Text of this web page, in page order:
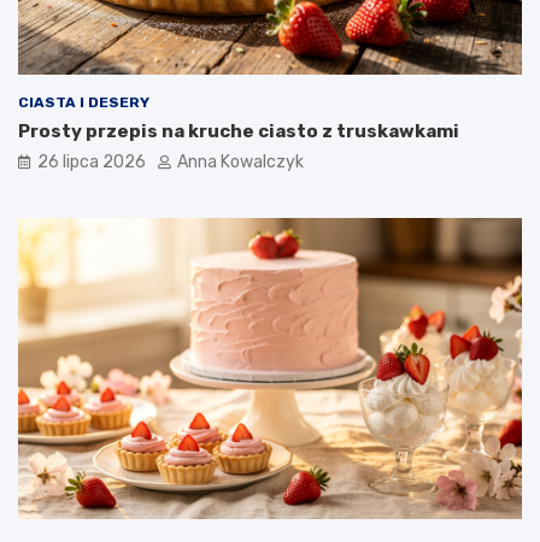
CIASTA I DESERY
Prosty przepis na kruche ciasto z truskawkami
26 lipca 2026 Anna Kowalczyk